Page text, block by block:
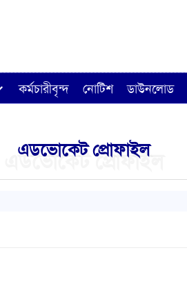
কর্মচারীবৃন্দ নোটিশ ডাউনলোড
এডভোকেট প্রোফাইল
এডভোকেট প্রোফাইল